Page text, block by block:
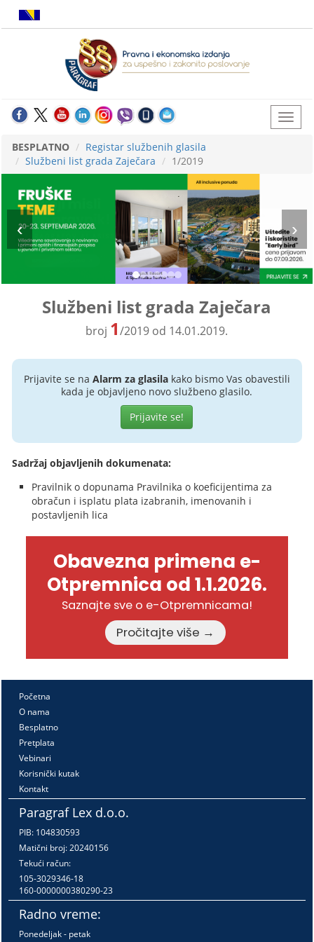
BESPLATNO
Registar službenih glasila
Službeni list grada Zaječara
1/2019
Službeni list grada Zaječara
broj 1/2019 od 14.01.2019.
Prijavite se na Alarm za glasilakako bismo Vas obavestili
kada je objavljeno novo službeno glasilo.
Prijavite se!
Sadržaj objavljenih dokumenata:
Pravilnik o dopunama Pravilnika o koeficijentima za
obračun i isplatu plata izabranih, imenovanih i
postavljenih lica
Obavezna primena e-
Otpremnica od 1.1.2026.
Saznajte sve o e-Otpremnicama!
Pročitajte više →
Početna
O nama
Besplatno
Pretplata
Vebinari
Korisnički kutak
Kontakt
Paragraf Lex d.o.o.
PIB: 104830593
Matični broj: 20240156
Tekući račun:
105-3029346-18
160-0000000380290-23
Radno vreme:
Ponedeljak - petak